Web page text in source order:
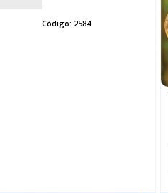
Código: 2584